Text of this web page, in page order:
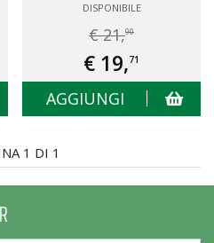
DISPONIBILE
€ 21,90
€ 19,71
AGGIUNGI
1 DI 1